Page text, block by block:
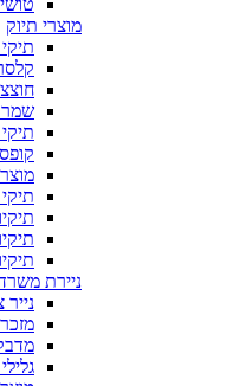
מוצרי תיוק
תיקי
ניירת
נייר